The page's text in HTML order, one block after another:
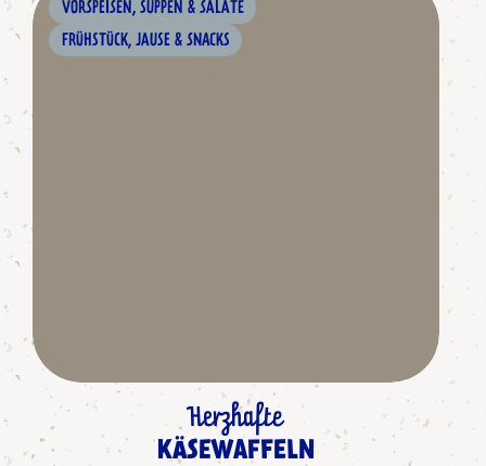
VORSPEISEN, SUPPEN & SALATE
FRÜHSTÜCK, JAUSE & SNACKS
Herzhafte
KÄSEWAFFELN